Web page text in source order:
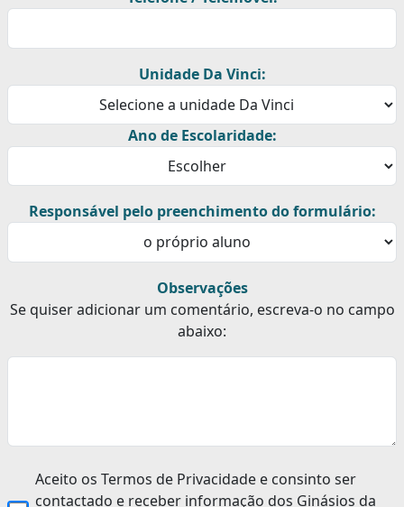
Unidade Da Vinci:
Ano de Escolaridade:
Responsável pelo preenchimento do formulário:
Observações
Se quiser adicionar um comentário, escreva-o no campo
abaixo:
Aceito os Termos de Privacidade e consinto ser
contactado e receber informação dos Ginásios da